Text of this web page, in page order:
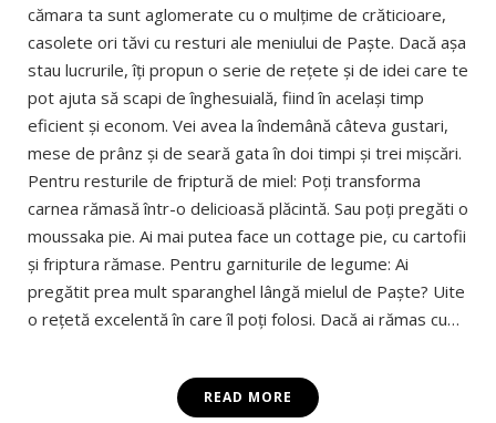
cămara ta sunt aglomerate cu o mulţime de crăticioare,
casolete ori tăvi cu resturi ale meniului de Paşte. Dacă aşa
stau lucrurile, îţi propun o serie de reţete şi de idei care te
pot ajuta să scapi de înghesuială, fiind în acelaşi timp
eficient şi econom. Vei avea la îndemână câteva gustari,
mese de prânz şi de seară gata în doi timpi şi trei mişcări.
Pentru resturile de friptură de miel: Poţi transforma
carnea rămasă într-o delicioasă plăcintă. Sau poţi pregăti o
moussaka pie. Ai mai putea face un cottage pie, cu cartofii
şi friptura rămase. Pentru garniturile de legume: Ai
pregătit prea mult sparanghel lângă mielul de Paşte? Uite
o reţetă excelentă în care îl poţi folosi. Dacă ai rămas cu…
READ MORE